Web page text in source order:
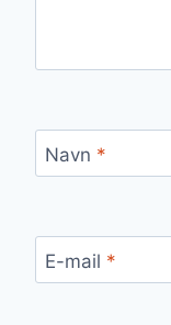
Navn *
E-mail *